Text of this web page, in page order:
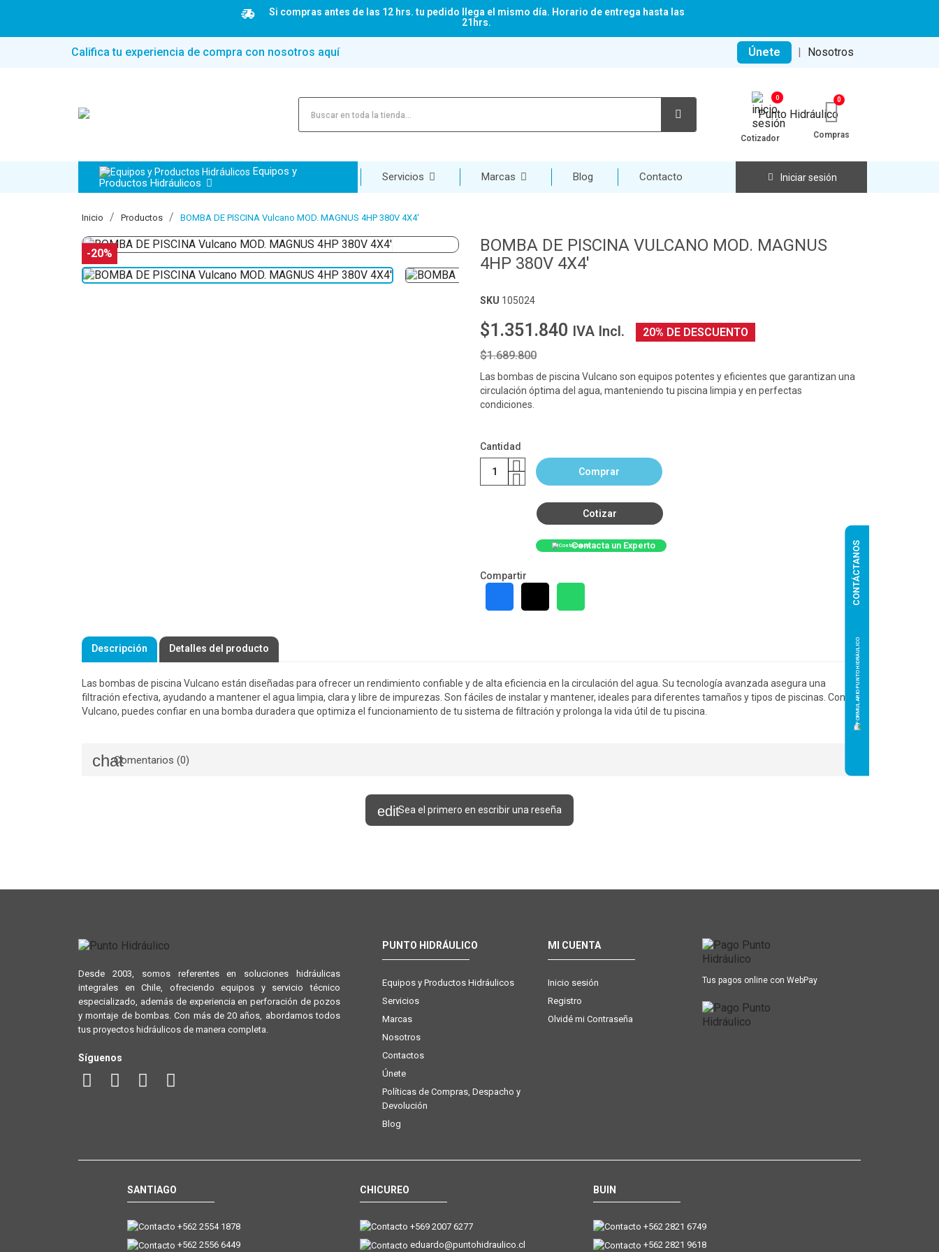
Si compras antes de las 12 hrs. tu pedido llega el mismo día. Horario de entrega hasta las
21hrs.
Califica tu experiencia de compra con nosotros aquí Únete | Nosotros
0
Cotizador Compras
Equipos y
Productos Hidráulicos
Servicios Marcas Blog Contacto Iniciar sesión
Inicio Productos BOMBA DE PISCINA Vulcano MOD. MAGNUS 4HP 380V 4X4'
-20%
BOMBA DE PISCINA VULCANO MOD. MAGNUS
4HP 380V 4X4'
SKU 105024
$1.351.840 IVA Incl.
20% DE DESCUENTO
$1.689.800
Las bombas de piscina Vulcano son equipos potentes y eficientes que garantizan una
circulación óptima del agua, manteniendo tu piscina limpia y en perfectas
condiciones.
Cantidad
Comprar
Cotizar
Contacta un Experto
Compartir
Descripción Detalles del producto
Las bombas de piscina Vulcano están diseñadas para ofrecer un rendimiento confiable y de alta eficiencia en la circulación del agua. Su tecnología avanzada asegura una
filtración efectiva, ayudando a mantener el agua limpia, clara y libre de impurezas. Son fáciles de instalar y mantener, ideales para diferentes tamaños y tipos de piscinas. Con
Vulcano, puedes confiar en una bomba duradera que optimiza el funcionamiento de tu sistema de filtración y prolonga la vida útil de tu piscina.
Comentarios (0)
Sea el primero en escribir una reseña
Desde 2003, somos referentes en soluciones hidráulicas
integrales en Chile, ofreciendo equipos y servicio técnico
especializado, además de experiencia en perforación de pozos
y montaje de bombas. Con más de 20 años, abordamos todos
tus proyectos hidráulicos de manera completa.
Síguenos
PUNTO HIDRÁULICO
Equipos y Productos Hidráulicos
Servicios
Marcas
Nosotros
Contactos
Únete
Políticas de Compras, Despacho y
Devolución
Blog
MI CUENTA
Inicio sesión
Registro
Olvidé mi Contraseña
CONTÁCTANOS
Tus pagos online con WebPay
SANTIAGO
+562 2554 1878
+562 2556 6449
CHICUREO
+569 2007 6277
eduardo@puntohidraulico.cl
BUIN
+562 2821 6749
+562 2821 9618